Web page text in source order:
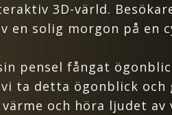
3D-värld.
en solig morgon på en
pensel fångat
ta detta ögonblick och
och höra ljudet av